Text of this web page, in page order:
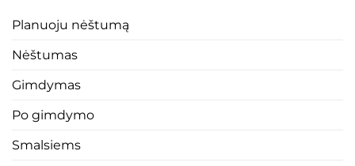
Planuoju nėštumą
Nėštumas
Gimdymas
Po gimdymo
Smalsiems